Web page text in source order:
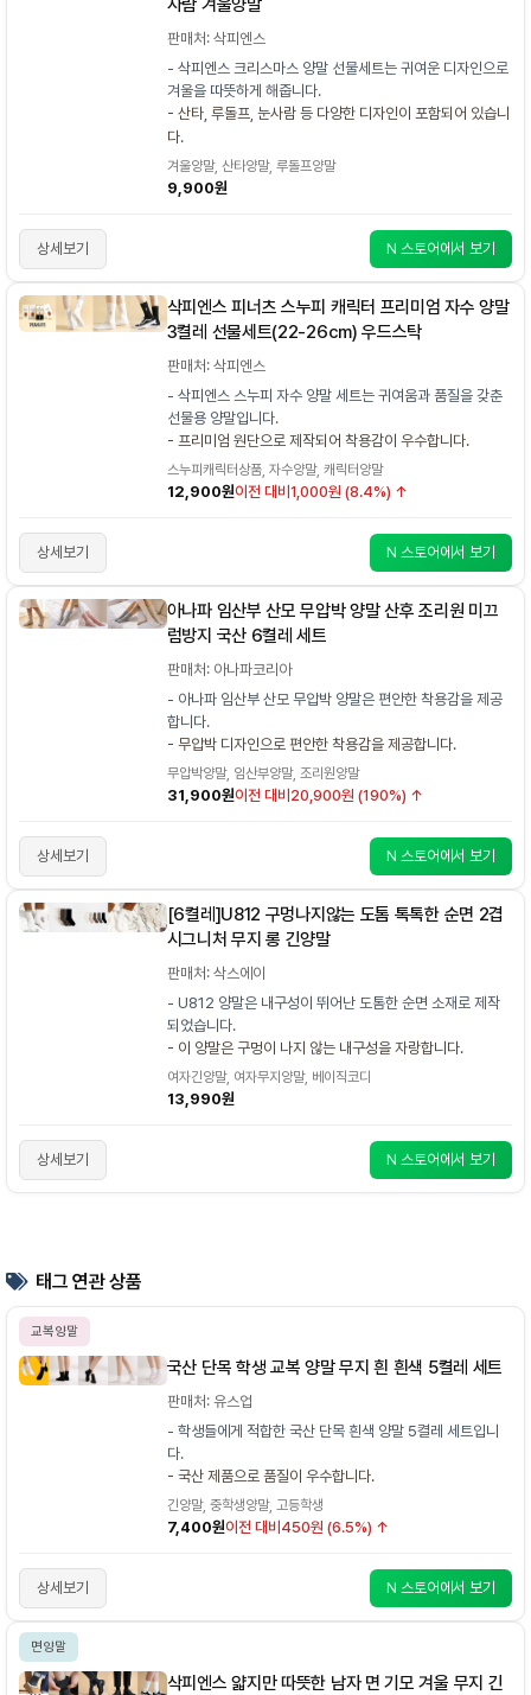
사람 겨울양말
판매처: 삭피엔스
- 삭피엔스 크리스마스 양말 선물세트는 귀여운 디자인으로
겨울을 따뜻하게 해줍니다.
- 산타, 루돌프, 눈사람 등 다양한 디자인이 포함되어 있습니
다.
겨울양말, 산타양말, 루돌프양말
9,900원
상세보기 N 스토어에서 보기
삭피엔스 피너츠 스누피 캐릭터 프리미엄 자수 양말
3켤레 선물세트(22-26cm) 우드스탁
판매처: 삭피엔스
- 삭피엔스 스누피 자수 양말 세트는 귀여움과 품질을 갖춘
선물용 양말입니다.
- 프리미엄 원단으로 제작되어 착용감이 우수합니다.
스누피캐릭터상품, 자수양말, 캐릭터양말
12,900원이전 대비 1,000원 (8.4%) ↑
상세보기 N 스토어에서 보기
아나파 임산부 산모 무압박 양말 산후 조리원 미끄
럼방지 국산 6켤레 세트
판매처: 아나파코리아
- 아나파 임산부 산모 무압박 양말은 편안한 착용감을 제공
합니다.
- 무압박 디자인으로 편안한 착용감을 제공합니다.
무압박양말, 임산부양말, 조리원양말
31,900원이전 대비 20,900원 (190%) ↑
상세보기 N 스토어에서 보기
[6켤레]U812 구멍나지않는 도톰 톡톡한 순면 2겹
시그니처 무지 롱 긴양말
판매처: 삭스에이
- U812 양말은 내구성이 뛰어난 도톰한 순면 소재로 제작
되었습니다.
- 이 양말은 구멍이 나지 않는 내구성을 자랑합니다.
여자긴양말, 여자무지양말, 베이직코디
13,990원
상세보기 N 스토어에서 보기
태그 연관 상품
교복양말
국산 단목 학생 교복 양말 무지 흰 흰색 5켤레 세트
판매처: 유스업
- 학생들에게 적합한 국산 단목 흰색 양말 5켤레 세트입니
다.
- 국산 제품으로 품질이 우수합니다.
긴양말, 중학생양말, 고등학생
7,400원이전 대비 450원 (6.5%) ↑
상세보기 N 스토어에서 보기
면양말
삭피엔스 얇지만 따뜻한 남자 면 기모 겨울 무지 긴